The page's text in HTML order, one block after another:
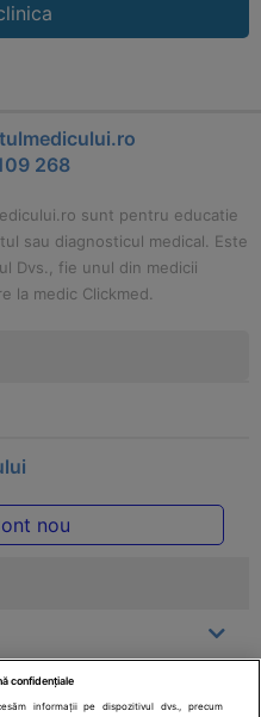
268
sunt pentru educatie
sau diagnosticul medical. Este
Dvs., fie unul din medicii
la medic Clickmed.
nou
confidențiale
informații pe dispozitivul dvs., precum